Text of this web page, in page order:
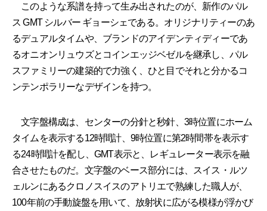
このような系譜を持って生み出されたのが、新作のパル
ス GMT シルバー ギョーシェである。オリジナリティーのあ
るデュアルタイムや、ブランドのアイデンティディーであ
るオニオンリュウズとコインエッジベゼルを継承し、パル
スファミリーの建築的で力強く、ひと目でそれと分かるコ
ンテンポラリーなデザインを持つ。
文字盤構成は、センターの分針と秒針、3時位置にホーム
タイムを表示する12時間計、9時位置に第2時間帯を表示す
る24時間計を配し、GMT表示と、レギュレーター表示を融
合させたものだ。文字盤のベース部分には、スイス・ルツ
ェルンにあるクロノスイスのアトリエで熟練した職人が、
100年前の手動旋盤を用いて、放射状に広がる模様が浮かび